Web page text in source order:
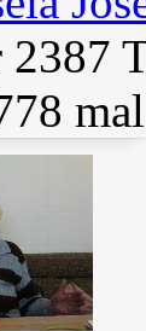
mal